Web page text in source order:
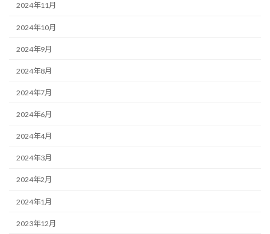
2024年11月
2024年10月
2024年9月
2024年8月
2024年7月
2024年6月
2024年4月
2024年3月
2024年2月
2024年1月
2023年12月